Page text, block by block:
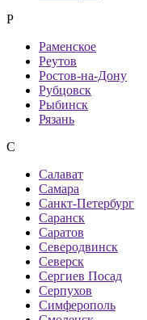
Р
Раменское
Реутов
Ростов-на-Дону
Рубцовск
Рыбинск
Рязань
С
Салават
Самара
Санкт-Петербург
Саранск
Саратов
Северодвинск
Северск
Сергиев Посад
Серпухов
Симферополь